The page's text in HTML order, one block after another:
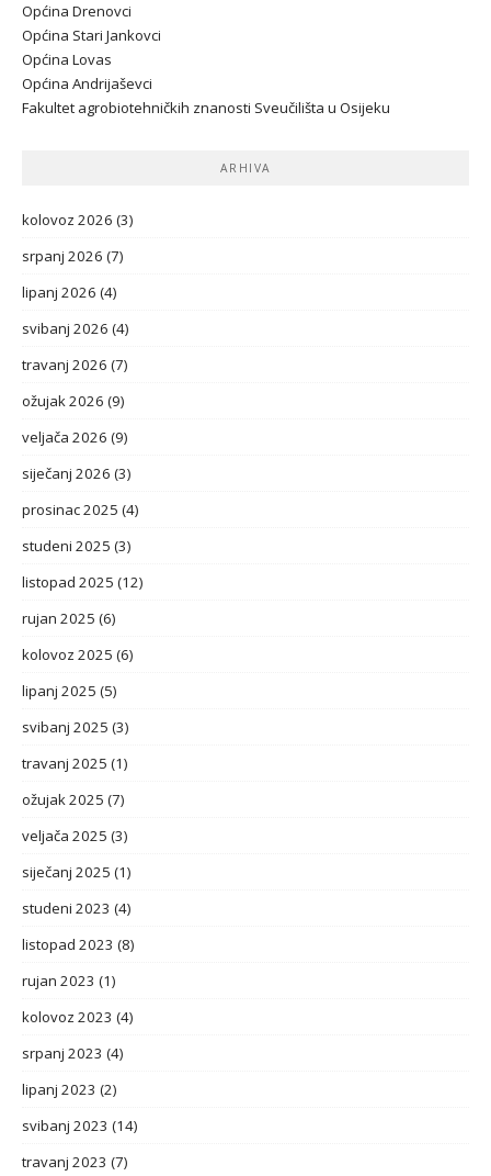
Općina Drenovci
Općina Stari Jankovci
Općina Lovas
Općina Andrijaševci
Fakultet agrobiotehničkih znanosti Sveučilišta u Osijeku
ARHIVA
kolovoz 2026 (3)
srpanj 2026 (7)
lipanj 2026 (4)
svibanj 2026 (4)
travanj 2026 (7)
ožujak 2026 (9)
veljača 2026 (9)
siječanj 2026 (3)
prosinac 2025 (4)
studeni 2025 (3)
listopad 2025 (12)
rujan 2025 (6)
kolovoz 2025 (6)
lipanj 2025 (5)
svibanj 2025 (3)
travanj 2025 (1)
ožujak 2025 (7)
veljača 2025 (3)
siječanj 2025 (1)
studeni 2023 (4)
listopad 2023 (8)
rujan 2023 (1)
kolovoz 2023 (4)
srpanj 2023 (4)
lipanj 2023 (2)
svibanj 2023 (14)
travanj 2023 (7)